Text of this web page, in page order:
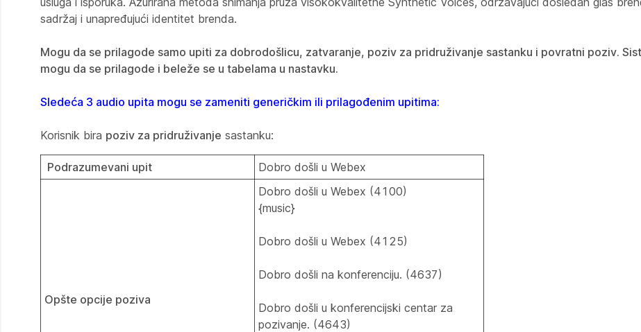
sadržaj i unapređujući identitet brenda.
Mogu da se prilagode samo upiti za dobrodošlicu, zatvaranje, poziv za pridruživanje sastanku i povratni poziv.
mogu da se prilagode i beleže se u tabelama u nastavku.
Sledeća 3 audio upita mogu se zameniti generičkim ili prilagođenim upitima:
Korisnik bira poziv za pridruživanje sastanku:
Podrazumevani upit Dobro došli u Webex
Opšte opcije poziva
Dobro došli u Webex (4100)
{music}
Dobro došli u Webex (4125)
Dobro došli na konferenciju. (4637)
Dobro došli u konferencijski centar za
pozivanje. (4643)